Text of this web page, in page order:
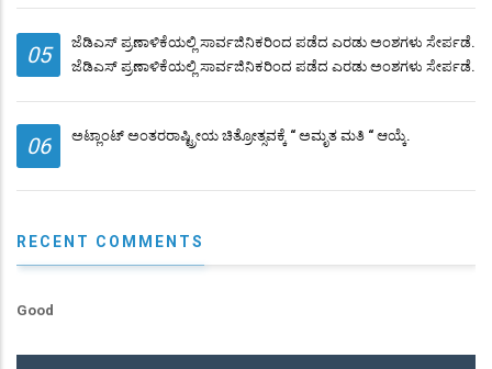
05
ಜೆಡಿಎಸ್ ಪ್ರಣಾಳಿಕೆಯಲ್ಲಿ ಸಾರ್ವಜಿನಿಕರಿಂದ ಪಡೆದ ಎರಡು ಅಂಶಗಳು ಸೇರ್ಪಡೆ.
ಜೆಡಿಎಸ್ ಪ್ರಣಾಳಿಕೆಯಲ್ಲಿ ಸಾರ್ವಜಿನಿಕರಿಂದ ಪಡೆದ ಎರಡು ಅಂಶಗಳು ಸೇರ್ಪಡೆ.
06 ಅಟ್ಲಾಂಟ್ ಅಂತರರಾಷ್ಟ್ರೀಯ ಚಿತ್ರೋತ್ಸವಕ್ಕೆ “ ಅಮೃತ ಮತಿ “ ಆಯ್ಕೆ.
RECENT COMMENTS
Good